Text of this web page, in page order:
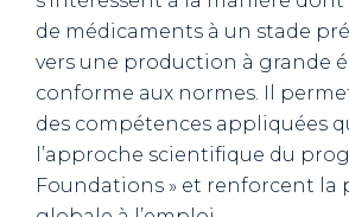
de médicaments à un stade
vers une production à grande
conforme aux normes. Il
des compétences appliquées
l’approche scientifique du
Foundations » et renforcent la